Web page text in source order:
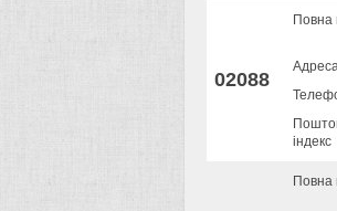
02088
Повна
індекс
Повна